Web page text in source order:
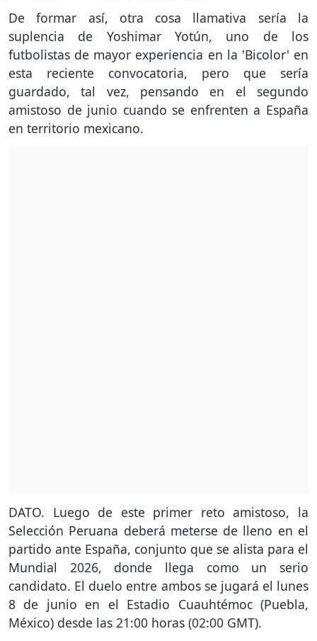
De formar así, otra cosa llamativa sería la
suplencia de Yoshimar Yotún, uno de los
futbolistas de mayor experiencia en la 'Bicolor' en
esta reciente convocatoria, pero que sería
guardado, tal vez, pensando en el segundo
amistoso de junio cuando se enfrenten a España
en territorio mexicano.
DATO. Luego de este primer reto amistoso, la
Selección Peruana deberá meterse de lleno en el
partido ante España, conjunto que se alista para el
Mundial 2026, donde llega como un serio
candidato. El duelo entre ambos se jugará el lunes
8 de junio en el Estadio Cuauhtémoc (Puebla,
México) desde las 21:00 horas (02:00 GMT).